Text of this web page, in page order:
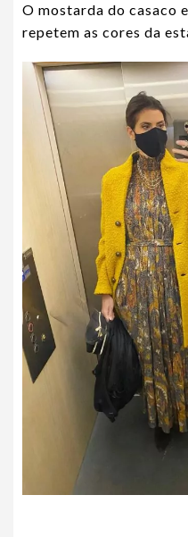
O mostarda do casaco
repetem as cores da